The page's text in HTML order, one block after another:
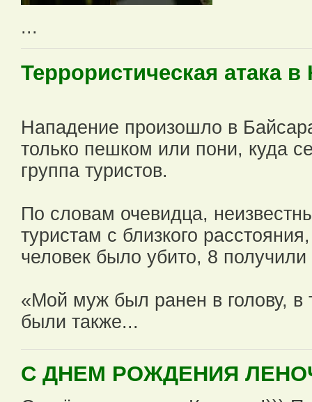
...
Террористическая атака
Нападение произошло в
только пешком или пони, куда
группа туристов.
По словам очевидца,
туристам с близкого
человек было убито, 8
«Мой муж был ранен в голову, в
были также...
С ДНЕМ РОЖДЕНИЯ